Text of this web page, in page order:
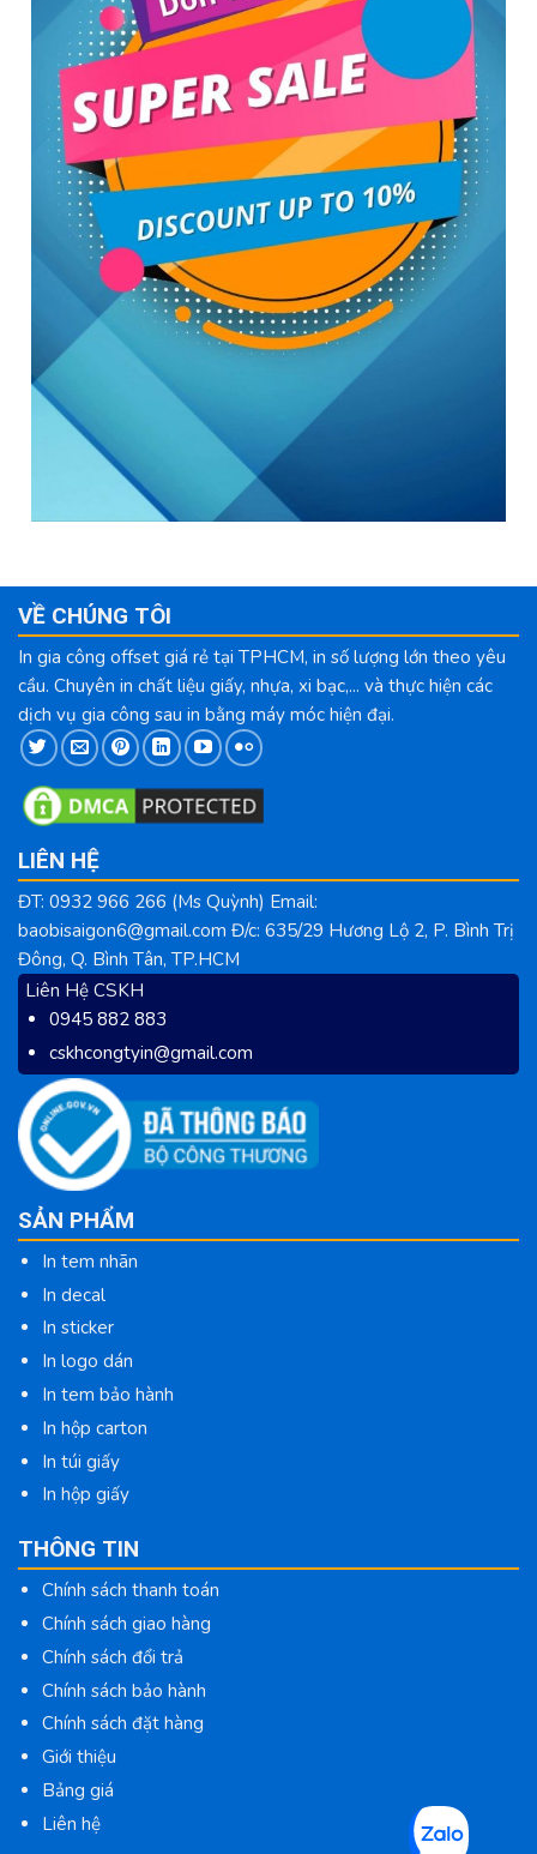
VỀ CHÚNG TÔI
In gia công offset giá rẻ tại TPHCM, in số lượng lớn theo yêu
cầu. Chuyên in chất liệu giấy, nhựa, xi bạc,... và thực hiện các
dịch vụ gia công sau in bằng máy móc hiện đại.
LIÊN HỆ
ĐT: 0932 966 266 (Ms Quỳnh) Email:
baobisaigon6@gmail.com Đ/c: 635/29 Hương Lộ 2, P. Bình Trị
Đông, Q. Bình Tân, TP.HCM
Liên Hệ CSKH
0945 882 883
cskhcongtyin@gmail.com
SẢN PHẨM
In tem nhãn
In decal
In sticker
In logo dán
In tem bảo hành
In hộp carton
In túi giấy
In hộp giấy
THÔNG TIN
Chính sách thanh toán
Chính sách giao hàng
Chính sách đổi trả
Chính sách bảo hành
Chính sách đặt hàng
Giới thiệu
Bảng giá
Liên hệ